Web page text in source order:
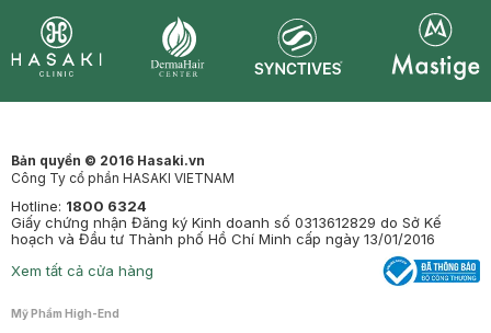
Bản quyền © 2016 Hasaki.vn
Công Ty cổ phần HASAKI VIETNAM
Hotline: 1800 6324
Giấy chứng nhận Đăng ký Kinh doanh số 0313612829 do Sở Kế
hoạch và Đầu tư Thành phố Hồ Chí Minh cấp ngày 13/01/2016
Xem tất cả cửa hàng
Mỹ Phẩm High-End